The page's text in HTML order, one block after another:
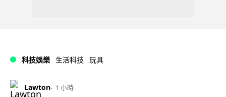
科技娛樂 生活科技 玩具
Lawton 1 小時